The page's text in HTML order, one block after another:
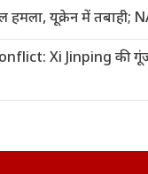
हमला, यूक्रेन में तबाही;
Xi Jinping की